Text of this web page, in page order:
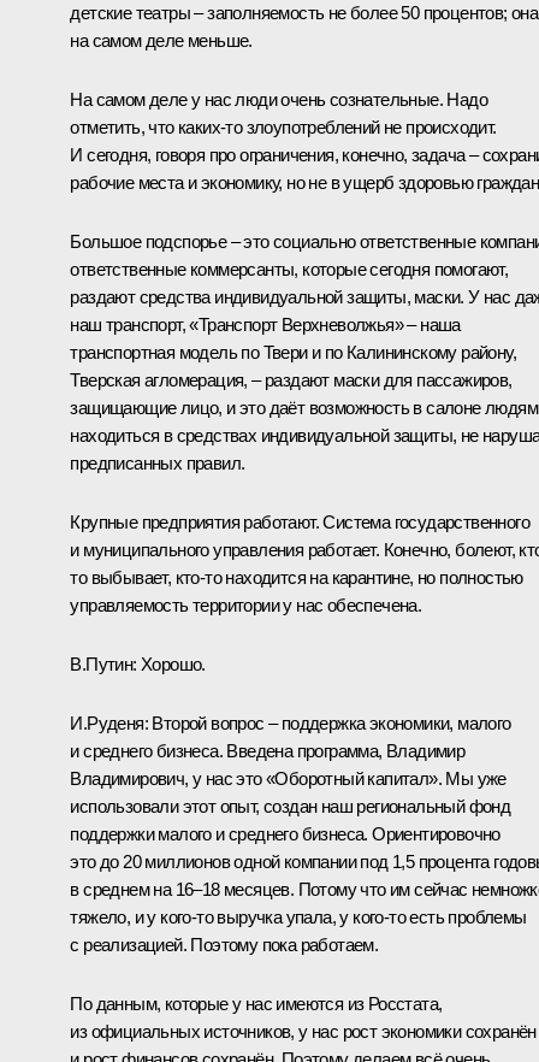
детские театры – заполняемость не более 50 процентов; она
на самом деле меньше.
На самом деле у нас люди очень сознательные. Надо
отметить, что каких-то злоупотреблений не происходит.
И сегодня, говоря про ограничения, конечно, задача –
рабочие места и экономику, но не в ущерб здоровью
Большое подспорье – это социально ответственные
ответственные коммерсанты, которые сегодня помогают,
раздают средства индивидуальной защиты, маски. У нас
наш транспорт, «Транспорт Верхневолжья» – наша
транспортная модель по Твери и по Калининскому району,
Тверская агломерация, – раздают маски для пассажиров,
защищающие лицо, и это даёт возможность в салоне людям
находиться в средствах индивидуальной защиты, не
предписанных правил.
Крупные предприятия работают. Система государственного
и муниципального управления работает. Конечно, болеют,
то выбывает, кто-то находится на карантине, но полностью
управляемость территории у нас обеспечена.
В.Путин: Хорошо.
И.Руденя: Второй вопрос – поддержка экономики, малого
и среднего бизнеса. Введена программа, Владимир
Владимирович, у нас это «Оборотный капитал». Мы уже
использовали этот опыт, создан наш региональный фонд
поддержки малого и среднего бизнеса. Ориентировочно
это до 20 миллионов одной компании под 1,5 процента
в среднем на 16–18 месяцев. Потому что им сейчас
тяжело, и у кого-то выручка упала, у кого-то есть проблемы
с реализацией. Поэтому пока работаем.
По данным, которые у нас имеются из Росстата,
из официальных источников, у нас рост экономики сохранён